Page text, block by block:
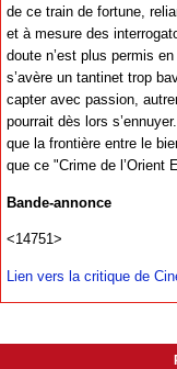
de ce train de fortune,
et à mesure des
doute n’est plus permis
s’avère un tantinet trop
capter avec passion,
pourrait dès lors
que la frontière entre le
que ce "Crime de l’Orient
Bande-annonce
<14751>
Lien vers la critique de